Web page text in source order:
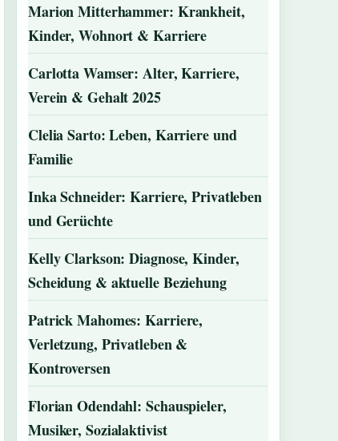
Marion Mitterhammer: Krankheit,
Kinder, Wohnort & Karriere
Carlotta Wamser: Alter, Karriere,
Verein & Gehalt 2025
Clelia Sarto: Leben, Karriere und
Familie
Inka Schneider: Karriere, Privatleben
und Gerüchte
Kelly Clarkson: Diagnose, Kinder,
Scheidung & aktuelle Beziehung
Patrick Mahomes: Karriere,
Verletzung, Privatleben &
Kontroversen
Florian Odendahl: Schauspieler,
Musiker, Sozialaktivist